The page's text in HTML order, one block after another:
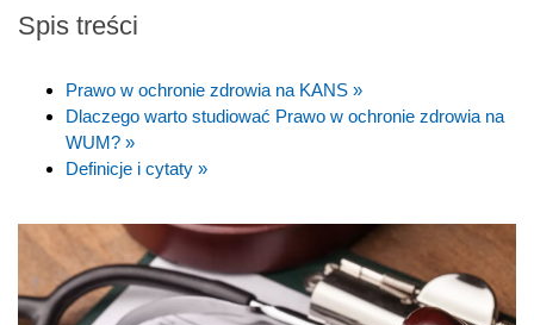
Spis treści
Prawo w ochronie zdrowia na KANS »
Dlaczego warto studiować Prawo w ochronie zdrowia na
WUM? »
Definicje i cytaty »